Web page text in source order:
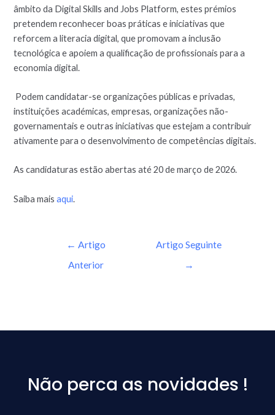
âmbito da Digital Skills and Jobs Platform, estes prémios
pretendem reconhecer boas práticas e iniciativas que
reforcem a literacia digital, que promovam a inclusão
tecnológica e apoiem a qualificação de profissionais para a
economia digital.
Podem candidatar-se organizações públicas e privadas,
instituições académicas, empresas, organizações não-
governamentais e outras iniciativas que estejam a contribuir
ativamente para o desenvolvimento de competências digitais.
As candidaturas estão abertas até 20 de março de 2026.
Saiba maisaqui.
← Artigo
Anterior
Artigo Seguinte
→
Não perca as novidades !